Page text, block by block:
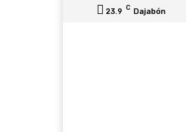
23.9 C Dajabón